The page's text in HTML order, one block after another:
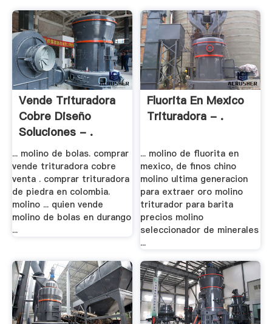
Vende Trituradora
Cobre Diseño
Soluciones - .
... molino de bolas. comprar
vende trituradora cobre
venta . comprar trituradora
de piedra en colombia.
molino ... quien vende
molino de bolas en durango
...
Fluorita En Mexico
Trituradora - .
... molino de fluorita en
mexico, de finos chino
molino ultima generacion
para extraer oro molino
triturador para barita
precios molino
seleccionador de minerales
...